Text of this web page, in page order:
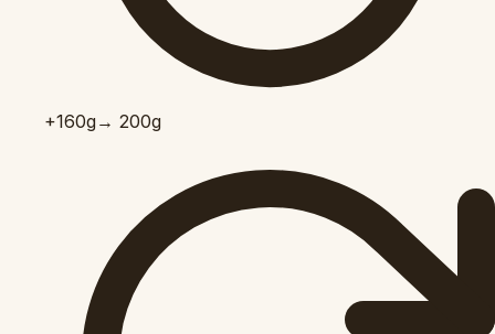
+160g→ 200g